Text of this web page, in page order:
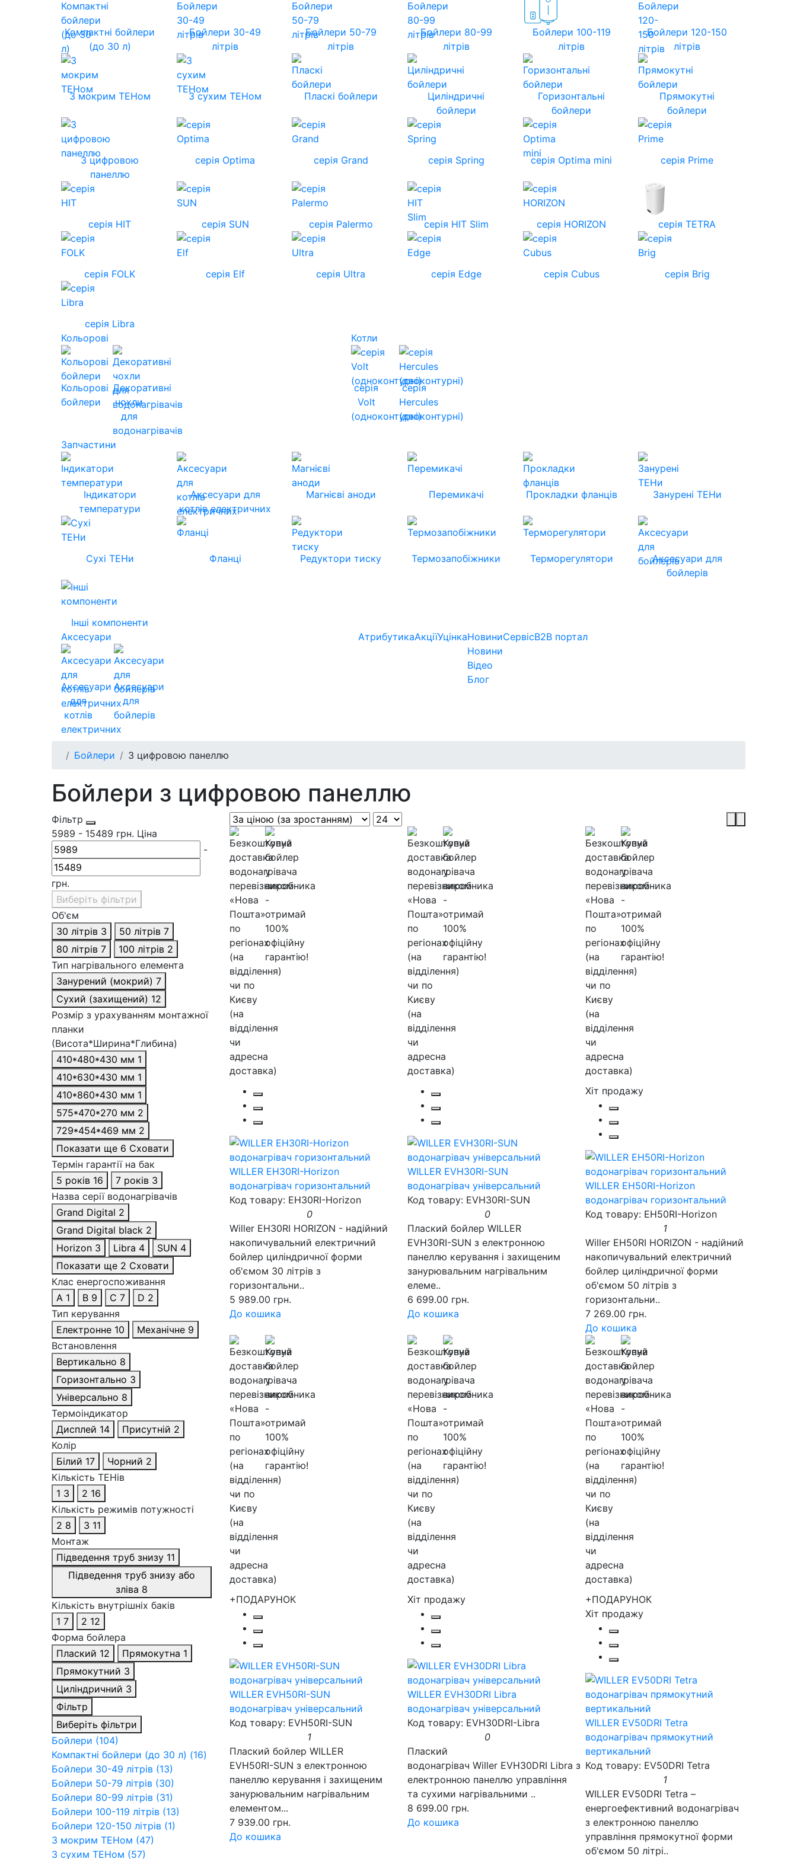
Компактні бойлери
(до 30 л)
Бойлери 30-49
літрів
Бойлери 50-79
літрів
Бойлери 80-99
літрів
Бойлери 100-119
літрів
Бойлери 120-150
літрів
З мокрим ТЕНом З сухим ТЕНом Пласкі бойлери
Циліндричні
бойлери
Горизонтальні
бойлери
Прямокутні
бойлери
З цифровою
панеллю
серія Optima серія Grand серія Spring серія Optima mini серія Prime
серія HIT серія SUN серія Palermo серія HIT Slim cерія HORIZON серія TETRA
серія FOLK серія Elf серія Ultra серія Edge серія Cubus серія Brig
серія Libra
Кольорові
Кольорові
бойлери
Декоративні
чохли
для
водонагрівачів
Котли
серія
Volt
(одноконтурні)
серія
Hercules
(двоконтурні)
Запчастини
Індикатори
температури
Аксесуари для
котлів електричних
Магнієві аноди Перемикачі Прокладки фланців Занурені ТЕНи
Сухі ТЕНи Фланці Редуктори тиску Термозапобіжники Терморегулятори
Аксесуари для
бойлерів
Інші компоненти
Аксесуари
Аксесуари
для
котлів
електричних
Аксесуари
для
бойлерів
АтрибутикаАкціїУцінкаНовини
Новини
Відео
Блог
СервісB2B портал
Бойлери З цифровою панеллю
Бойлери з цифровою панеллю
Фільтр
5989 - 15489 грн. Ціна
-
грн.
Виберіть фільтри
Об'єм
30 літрів 3 50 літрів 7
80 літрів 7 100 літрів 2
Тип нагрівального елемента
Занурений (мокрий) 7
Сухий (захищений) 12
Розмір з урахуванням монтажної
планки
(Висота*Ширина*Глибина)
410*480*430 мм 1
410*630*430 мм 1
410*860*430 мм 1
575*470*270 мм 2
729*454*469 мм 2
Показати ще 6 Сховати
Термін гарантії на бак
5 років 16 7 років 3
Назва серії водонагрівачів
Grand Digital 2
Grand Digital black 2
Horizon 3 Libra 4 SUN 4
Показати ще 2 Сховати
Клас енергоспоживання
A 1 B 9 C 7 D 2
Тип керування
Електронне 10 Механічне 9
Встановлення
Вертикально 8
Горизонтально 3
Універсально 8
Термоіндикатор
Дисплей 14 Присутній 2
Колір
Білий 17 Чорний 2
Кількість ТЕНів
1 3 2 16
Кількість режимів потужності
2 8 3 11
Монтаж
Підведення труб знизу 11
Підведення труб знизу або
зліва 8
Кількість внутрішніх баків
1 7 2 12
Форма бойлера
Плаский 12 Прямокутна 1
Прямокутний 3
Циліндричний 3
Фільтр
Виберіть фільтри
Бойлери (104)
Компактні бойлери (до 30 л) (16)
Бойлери 30-49 літрів (13)
Бойлери 50-79 літрів (30)
Бойлери 80-99 літрів (31)
Бойлери 100-119 літрів (13)
Бойлери 120-150 літрів (1)
З мокрим ТЕНом (47)
З сухим ТЕНом (57)
WILLER EH30RI-Horizon
водонагрівач горизонтальний
Код товару: EH30RI-Horizon
0
Willer EH30RI HORIZON - надійний
накопичувальний електричний
бойлер циліндричної форми
об'ємом 30 літрів з
горизонтальни..
5 989.00 грн.
До кошика
WILLER EVH30RI-SUN
водонагрівач універсальний
Код товару: EVH30RI-SUN
0
Плаский бойлер WILLER
EVH30RI-SUN з електронною
панеллю керування і захищеним
занурювальним нагрівальним
елеме..
6 699.00 грн.
До кошика
Хіт продажу
WILLER EH50RI-Horizon
водонагрівач горизонтальний
Код товару: EH50RI-Horizon
1
Willer EH50RI HORIZON - надійний
накопичувальний електричний
бойлер циліндричної форми
об'ємом 50 літрів з
горизонтальни..
7 269.00 грн.
До кошика
+ПОДАРУНОК
WILLER EVH50RI-SUN
водонагрівач універсальний
Код товару: EVH50RI-SUN
1
Плаский бойлер WILLER
EVH50RI-SUN з електронною
панеллю керування і захищеним
занурювальним нагрівальним
елементом...
7 939.00 грн.
До кошика
Хіт продажу
WILLER EVH30DRI Libra
водонагрівач універсальний
Код товару: EVH30DRI-Libra
0
Плаский
водонагрівач Willer EVH30DRI Libra з
електронною панеллю управління
та сухими нагрівальними ..
8 699.00 грн.
До кошика
+ПОДАРУНОК
Хіт продажу
WILLER EV50DRI Tetra
водонагрівач прямокутний
вертикальний
Код товару: EV50DRI Tetra
1
WILLER EV50DRI Tetra –
енергоефективний водонагрівач
з електронною панеллю
управління прямокутної форми
об'ємом 50 літрі..